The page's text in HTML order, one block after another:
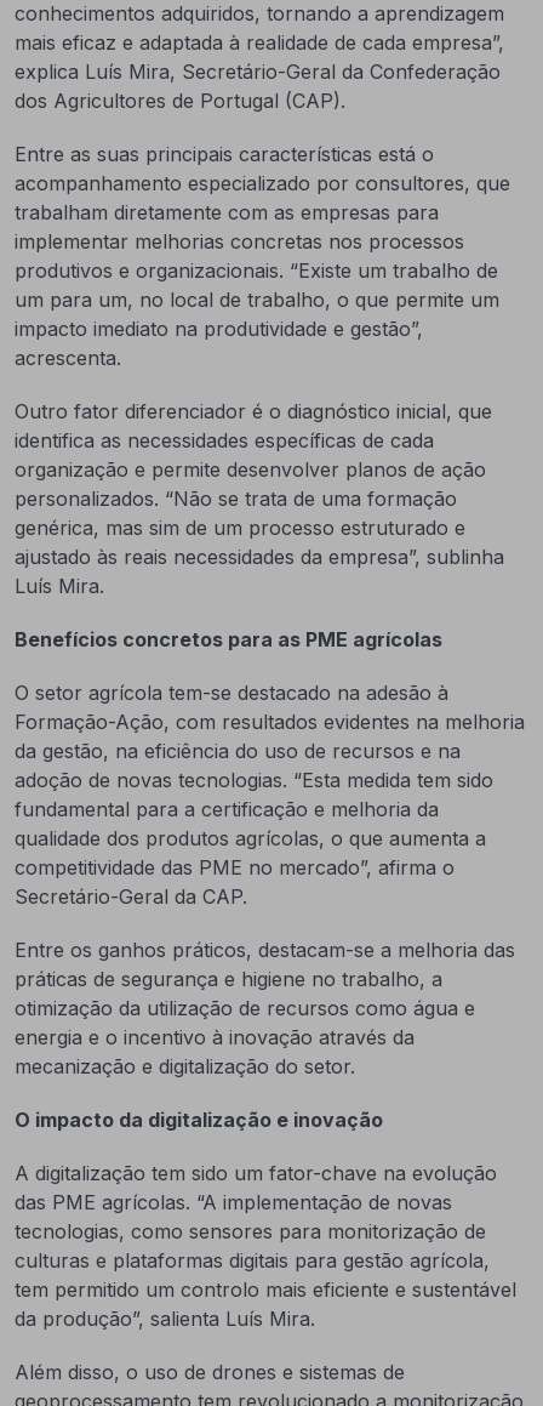
conhecimentos adquiridos, tornando a aprendizagem
mais eficaz e adaptada à realidade de cada empresa”,
explica Luís Mira, Secretário-Geral da Confederação
dos Agricultores de Portugal (CAP).
Entre as suas principais características está o
acompanhamento especializado por consultores, que
trabalham diretamente com as empresas para
implementar melhorias concretas nos processos
produtivos e organizacionais. “Existe um trabalho de
um para um, no local de trabalho, o que permite um
impacto imediato na produtividade e gestão”,
acrescenta.
Outro fator diferenciador é o diagnóstico inicial, que
identifica as necessidades específicas de cada
organização e permite desenvolver planos de ação
personalizados. “Não se trata de uma formação
genérica, mas sim de um processo estruturado e
ajustado às reais necessidades da empresa”, sublinha
Luís Mira.
Benefícios concretos para as PME agrícolas
O setor agrícola tem-se destacado na adesão à
Formação-Ação, com resultados evidentes na melhoria
da gestão, na eficiência do uso de recursos e na
adoção de novas tecnologias. “Esta medida tem sido
fundamental para a certificação e melhoria da
qualidade dos produtos agrícolas, o que aumenta a
competitividade das PME no mercado”, afirma o
Secretário-Geral da CAP.
Entre os ganhos práticos, destacam-se a melhoria das
práticas de segurança e higiene no trabalho, a
otimização da utilização de recursos como água e
energia e o incentivo à inovação através da
mecanização e digitalização do setor.
O impacto da digitalização e inovação
A digitalização tem sido um fator-chave na evolução
das PME agrícolas. “A implementação de novas
tecnologias, como sensores para monitorização de
culturas e plataformas digitais para gestão agrícola,
tem permitido um controlo mais eficiente e sustentável
da produção”, salienta Luís Mira.
Além disso, o uso de drones e sistemas de
geoprocessamento tem revolucionado a monitorização